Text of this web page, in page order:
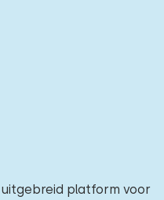
platform voor